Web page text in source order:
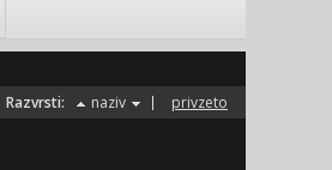
privzeto
naziv
Razvrsti: